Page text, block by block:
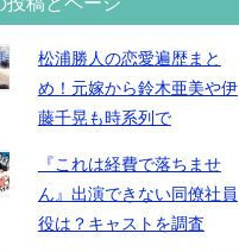
松浦勝人の恋愛遍歴まと
め！元嫁から鈴木亜美や伊
藤千晃も時系列で
『これは経費で落ちませ
ん』出演できない同僚社員
役は？キャストを調査